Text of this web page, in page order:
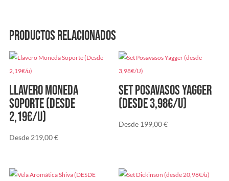
Productos relacionados
Llavero Moneda
Soporte (Desde
2,19€/u)
Desde 219,00€
Set Posavasos Yagger
(desde 3,98€/U)
Desde 199,00€